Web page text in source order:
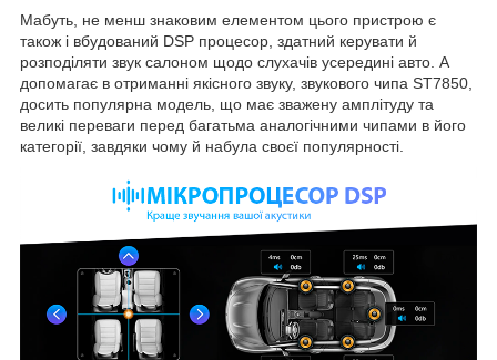
Мабуть, не менш знаковим елементом цього пристрою є
також і вбудований DSP процесор, здатний керувати й
розподіляти звук салоном щодо слухачів усередині авто. А
допомагає в отриманні якісного звуку, звукового чипа ST7850,
досить популярна модель, що має зважену амплітуду та
великі переваги перед багатьма аналогічними чипами в його
категорії, завдяки чому й набула своєї популярності.